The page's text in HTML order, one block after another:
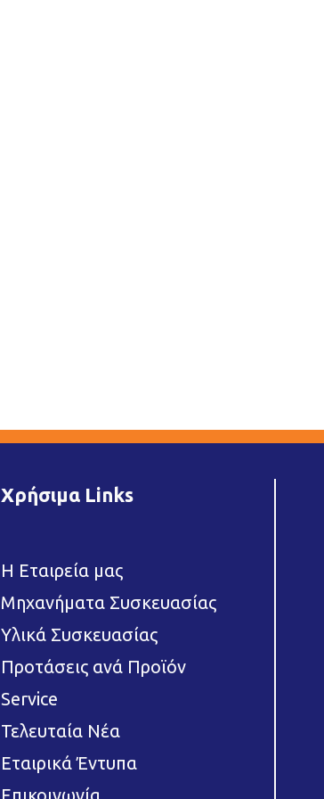
Χρήσιμα Links
Η Εταιρεία μας
Μηχανήματα Συσκευασίας
Υλικά Συσκευασίας
Προτάσεις ανά Προϊόν
Service
Τελευταία Νέα
Εταιρικά Έντυπα